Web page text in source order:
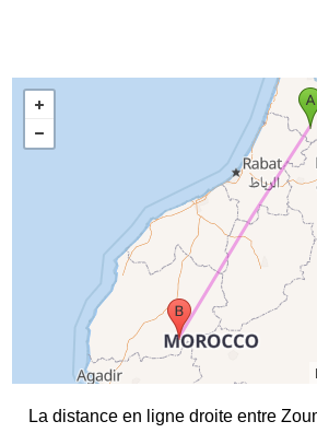
La distance en ligne droite entre